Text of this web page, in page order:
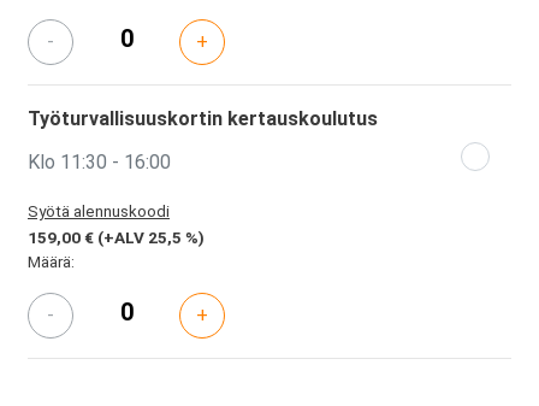
- +
Työturvallisuuskortin kertauskoulutus
Klo 11:30 - 16:00
Syötä alennuskoodi
159,00 € (+ALV 25,5 %)
Määrä:
- +